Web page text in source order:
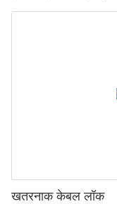
खतरनाक केबल लॉक